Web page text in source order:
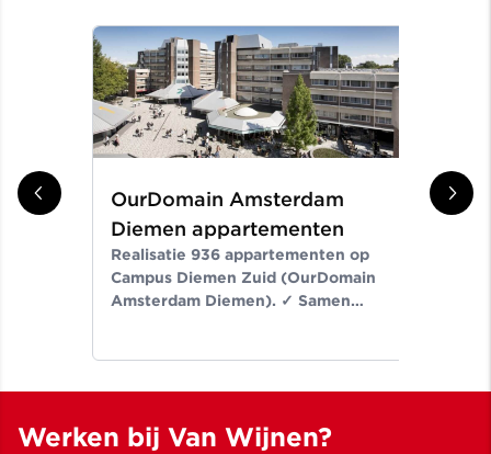
OurDomain Amsterdam
Diemen appartementen
Realisatie 936 appartementen op
Campus Diemen Zuid (OurDomain
Amsterdam Diemen). ✓ Samen
Werken bij Van Wijnen?